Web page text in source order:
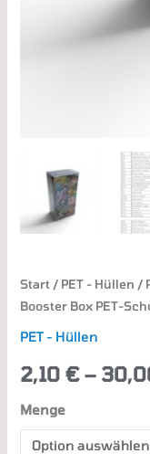
Start / PET - Hüllen /
Booster Box PET-
PET - Hüllen
2,10 €–
Menge